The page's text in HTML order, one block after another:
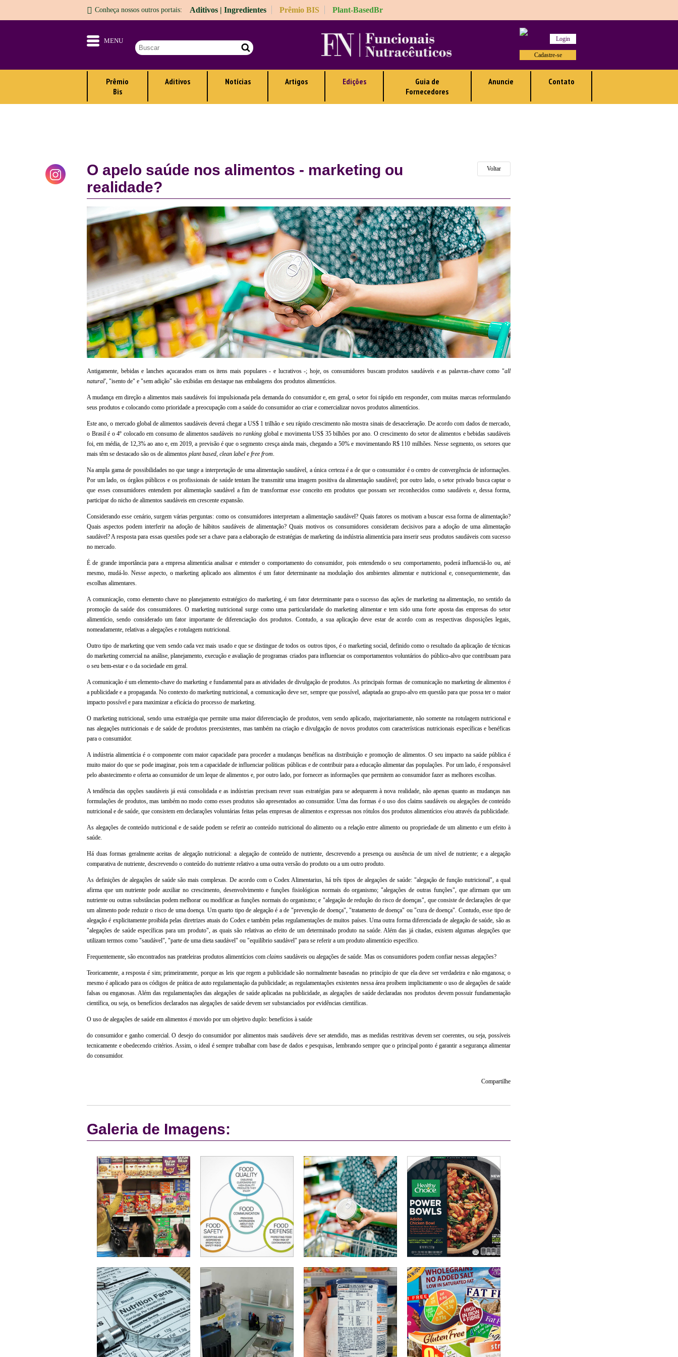
Conheça nossos outros portais: Aditivos | Ingredientes Prêmio BIS Plant-BasedBr
MENU Login
Cadastre-se
Prêmio
Bis
Aditivos Notícias Artigos Edições
Guia de
Fornecedores
Anuncie Contato
Voltar
O apelo saúde nos alimentos - marketing ou
realidade?
Antigamente, bebidas e lanches açucarados eram os itens mais populares - e lucrativos -; hoje, os consumidores buscam produtos saudáveis e as palavras-chave como "all
natural', "isento de" e "sem adição" são exibidas em destaque nas embalagens dos produtos alimentícios.
A mudança em direção a alimentos mais saudáveis foi impulsionada pela demanda do consumidor e, em geral, o setor foi rápido em responder, com muitas marcas reformulando
seus produtos e colocando como prioridade a preocupação com a saúde do consumidor ao criar e comercializar novos produtos alimentícios.
Este ano, o mercado global de alimentos saudáveis deverá chegar a US$ 1 trilhão e seu rápido crescimento não mostra sinais de desaceleração. De acordo com dados de mercado,
o Brasil é o 4º colocado em consumo de alimentos saudáveis noranking global e movimenta US$ 35 bilhões por ano. O crescimento do setor de alimentos e bebidas saudáveis
foi, em média, de 12,3% ao ano e, em 2019, a previsão é que o segmento cresça ainda mais, chegando a 50% e movimentando R$ 110 milhões. Nesse segmento, os setores que
mais têm se destacado são os de alimentos plant based, clean label e free from.
Na ampla gama de possibilidades no que tange a interpretação de uma alimentação saudável, a única certeza é a de que o consumidor é o centro de convergência de informações.
Por um lado, os órgãos públicos e os profissionais de saúde tentam lhe transmitir uma imagem positiva da alimentação saudável; por outro lado, o setor privado busca captar o
que esses consumidores entendem por alimentação saudável a fim de transformar esse conceito em produtos que possam ser reconhecidos como saudáveis e, dessa forma,
participar do nicho de alimentos saudáveis em crescente expansão.
Considerando esse cenário, surgem várias perguntas: como os consumidores interpretam a alimentação saudável? Quais fatores os motivam a buscar essa forma de alimentação?
Quais aspectos podem interferir na adoção de hábitos saudáveis de alimentação? Quais motivos os consumidores consideram decisivos para a adoção de uma alimentação
saudável? A resposta para essas questões pode ser a chave para a elaboração de estratégias de marketing da indústria alimentícia para inserir seus produtos saudáveis com sucesso
no mercado.
É de grande importância para a empresa alimentícia analisar e entender o comportamento do consumidor, pois entendendo o seu comportamento, poderá influenciá-lo ou, até
mesmo, mudá-lo. Nesse aspecto, o marketing aplicado aos alimentos é um fator determinante na modulação dos ambientes alimentar e nutricional e, consequentemente, das
escolhas alimentares.
A comunicação, como elemento chave no planejamento estratégico do marketing, é um fator determinante para o sucesso das ações de marketing na alimentação, no sentido da
promoção da saúde dos consumidores. O marketing nutricional surge como uma particularidade do marketing alimentar e tem sido uma forte aposta das empresas do setor
alimentício, sendo considerado um fator importante de diferenciação dos produtos. Contudo, a sua aplicação deve estar de acordo com as respectivas disposições legais,
nomeadamente, relativas a alegações e rotulagem nutricional.
Outro tipo de marketing que vem sendo cada vez mais usado e que se distingue de todos os outros tipos, é o marketing social, definido como o resultado da aplicação de técnicas
do marketing comercial na análise, planejamento, execução e avaliação de programas criados para influenciar os comportamentos voluntários do público-alvo que contribuam para
o seu bem-estar e o da sociedade em geral.
A comunicação é um elemento-chave do marketing e fundamental para as atividades de divulgação de produtos. As principais formas de comunicação no marketing de alimentos é
a publicidade e a propaganda. No contexto do marketing nutricional, a comunicação deve ser, sempre que possível, adaptada ao grupo-alvo em questão para que possa ter o maior
impacto possível e para maximizar a eficácia do processo de marketing.
O marketing nutricional, sendo uma estratégia que permite uma maior diferenciação de produtos, vem sendo aplicado, majoritariamente, não somente na rotulagem nutricional e
nas alegações nutricionais e de saúde de produtos preexistentes, mas também na criação e divulgação de novos produtos com características nutricionais específicas e benéficas
para o consumidor.
A indústria alimentícia é o componente com maior capacidade para proceder a mudanças benéficas na distribuição e promoção de alimentos. O seu impacto na saúde pública é
muito maior do que se pode imaginar, pois tem a capacidade de influenciar políticas públicas e de contribuir para a educação alimentar das populações. Por um lado, é responsável
pelo abastecimento e oferta ao consumidor de um leque de alimentos e, por outro lado, por fornecer as informações que permitem ao consumidor fazer as melhores escolhas.
A tendência das opções saudáveis já está consolidada e as indústrias precisam rever suas estratégias para se adequarem à nova realidade, não apenas quanto as mudanças nas
formulações de produtos, mas também no modo como esses produtos são apresentados ao consumidor. Uma das formas é o uso dos claims saudáveis ou alegações de conteúdo
nutricional e de saúde, que consistem em declarações voluntárias feitas pelas empresas de alimentos e expressas nos rótulos dos produtos alimentícios e/ou através da publicidade.
As alegações de conteúdo nutricional e de saúde podem se referir ao conteúdo nutricional do alimento ou a relação entre alimento ou propriedade de um alimento e um efeito à
saúde.
Há duas formas geralmente aceitas de alegação nutricional: a alegação de conteúdo de nutriente, descrevendo a presença ou ausência de um nível de nutriente; e a alegação
comparativa de nutriente, descrevendo o conteúdo do nutriente relativo a uma outra versão do produto ou a um outro produto.
As definições de alegações de saúde são mais complexas. De acordo com o Codex Alimentarius, há três tipos de alegações de saúde: "alegação de função nutricional", a qual
afirma que um nutriente pode auxiliar no crescimento, desenvolvimento e funções fisiológicas normais do organismo; "alegações de outras funções", que afirmam que um
nutriente ou outras substâncias podem melhorar ou modificar as funções normais do organismo; e "alegação de redução do risco de doenças", que consiste de declarações de que
um alimento pode reduzir o risco de uma doença. Um quarto tipo de alegação é a de "prevenção de doença", "tratamento de doença" ou "cura de doença". Contudo, esse tipo de
alegação é explicitamente proibida pelas diretrizes atuais do Codex e também pelas regulamentações de muitos países. Uma outra forma diferenciada de alegação de saúde, são as
"alegações de saúde específicas para um produto", as quais são relativas ao efeito de um determinado produto na saúde. Além das já citadas, existem algumas alegações que
utilizam termos como "saudável", "parte de uma dieta saudável" ou "equilíbrio saudável" para se referir a um produto alimentício específico.
Frequentemente, são encontrados nas prateleiras produtos alimentícios com claims saudáveis ou alegações de saúde. Mas os consumidores podem confiar nessas alegações?
Teoricamente, a resposta é sim; primeiramente, porque as leis que regem a publicidade são normalmente baseadas no princípio de que ela deve ser verdadeira e não enganosa; o
mesmo é aplicado para os códigos de prática de auto regulamentação da publicidade; as regulamentações existentes nessa área proíbem implicitamente o uso de alegações de saúde
falsas ou enganosas. Além das regulamentações das alegações de saúde aplicadas na publicidade, as alegações de saúde declaradas nos produtos devem possuir fundamentação
científica, ou seja, os benefícios declarados nas alegações de saúde devem ser substanciados por evidências científicas.
O uso de alegações de saúde em alimentos é movido por um objetivo duplo: benefícios à saúde
do consumidor e ganho comercial. O desejo do consumidor por alimentos mais saudáveis deve ser atendido, mas as medidas restritivas devem ser coerentes, ou seja, possíveis
tecnicamente e obedecendo critérios. Assim, o ideal é sempre trabalhar com base de dados e pesquisas, lembrando sempre que o principal ponto é garantir a segurança alimentar
do consumidor.
Compartilhe
Galeria de Imagens: